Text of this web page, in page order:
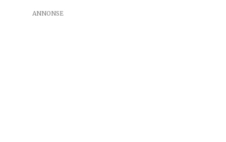
ANNONSE